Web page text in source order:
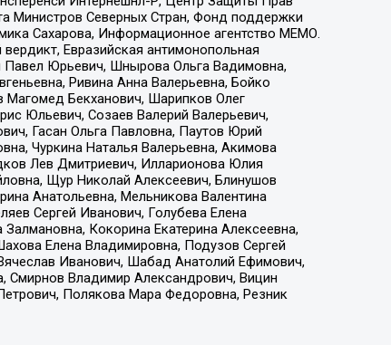
Министров Северных Стран, Фонд поддержки
Сахарова, Информационное агентство МЕМО.
Евразийская антимонопольная
Павел Юрьевич, Шнырова Ольга Вадимовна,
Ривина Анна Валерьевна, Бойко
Магомед Бекханович, Шарипков Олег
Юльевич, Созаев Валерий Валерьевич,
Гасан Ольга Павловна, Паутов Юрий
Чуркина Наталья Валерьевна, Акимова
Лев Дмитриевич, Илларионова Юлия
Щур Николай Алексеевич, Блинушов
Анатольевна, Мельникова Валентина
Сергей Иванович, Голубева Елена
Кокорина Екатерина Алексеевна,
Елена Владимировна, Подузов Сергей
Иванович, Шабад Анатолий Ефимович,
Смирнов Владимир Александрович, Вицин
Полякова Мара Федоровна, Резник